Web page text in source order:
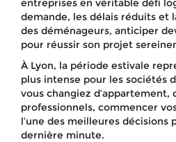
entreprises en véritable défi
demande, les délais réduits et
des déménageurs, anticiper
pour réussir son projet
À Lyon, la période estivale
plus intense pour les sociétés
vous changiez d’appartement,
professionnels, commencer
l’une des meilleures décisions
dernière minute.